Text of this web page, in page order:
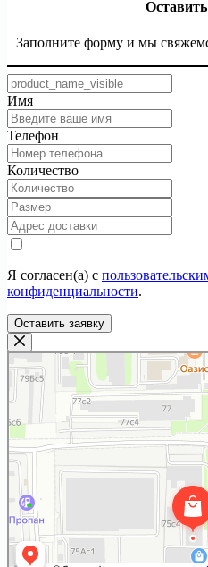
Заполните форму и мы
Имя
Телефон
Количество
Я согласен(а) с
конфиденциальности.
Оставить заявку
ТекстилИта
Текстильная компания в Москве
Магазин постельных принадлежностей в